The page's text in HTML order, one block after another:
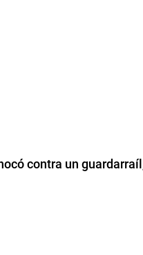
contra un